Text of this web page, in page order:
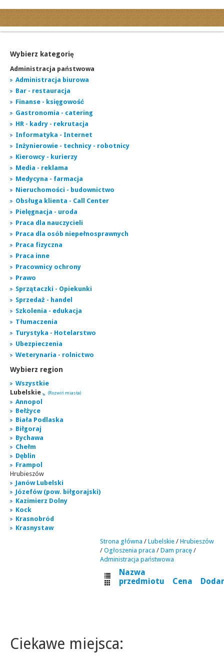
Ogłoszenia motoryzacyjne
Ogłoszenia nieruchomości
Ogłoszenia praca
Ogłoszenia turystyka
Ogłoszenia towarzyskie
Regiony
miasta...
Wybierz kategorię
Administracja państwowa
Administracja biurowa
Bar - restauracja
Finanse - księgowość
Gastronomia - catering
HR - kadry - rekrutacja
Informatyka - Internet
Inżynierowie - technicy - robotnicy
Kierowcy - kurierzy
Media - reklama
Medycyna - farmacja
Nieruchomości - budownictwo
Obsługa klienta - Call Center
Pielęgnacja - uroda
Praca dla nauczycieli
Praca dla osób niepełnosprawnych
Praca fizyczna
Praca inne
Pracownicy ochrony
Prawo
Sprzątaczki - Opiekunki
Sprzedaż - handel
Szkolenia - edukacja
Tłumaczenia
Turystyka - Hotelarstwo
Ubezpieczenia
Weterynaria - rolnictwo
Wybierz region
Wszystkie
Lubelskie
(Rozwiń miasta)
Annopol
Bełżyce
Biała Podlaska
Biłgoraj
Bychawa
Chełm
Dęblin
Frampol
Hrubieszów
Janów Lubelski
Józefów (pow. biłgorajski)
Kazimierz Dolny
Kock
Krasnobród
Krasnystaw
Strona główna / Lubelskie / Hrubieszów
/ Ogłoszenia praca / Dam pracę /
Administracja państwowa
Nazwa
przedmiotu
Cena
Ciekawe miejsca: